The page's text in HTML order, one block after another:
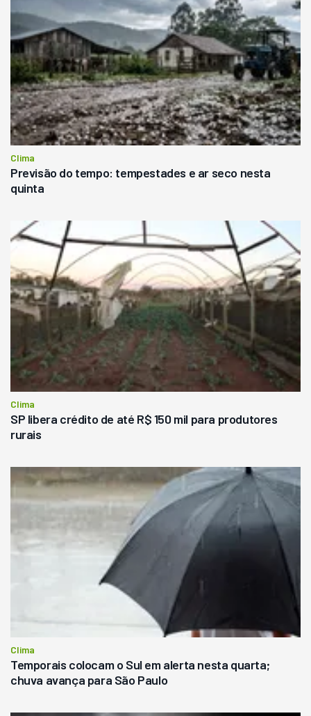
Clima
Previsão do tempo: tempestades e ar seco nesta
quinta
Clima
SP libera crédito de até R$ 150 mil para produtores
rurais
Clima
Temporais colocam o Sul em alerta nesta quarta;
chuva avança para São Paulo